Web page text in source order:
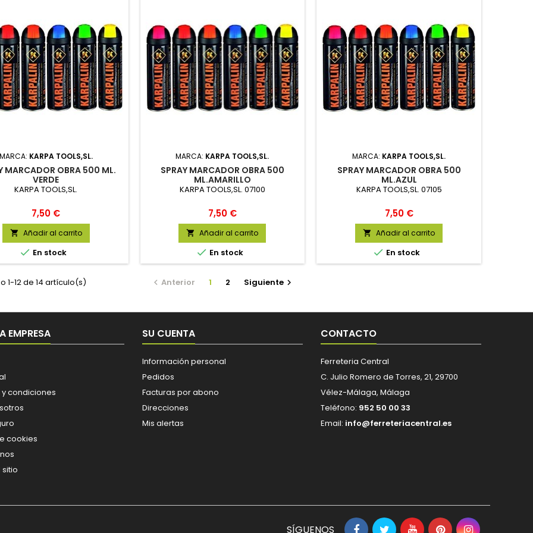
KARPA TOOLS,SL.
MARCADOR OBRA 500 ML.
VERDE
KARPA TOOLS,SL.
Precio
7,50 €
 Añadir al carrito
 En stock
MARCA: KARPA TOOLS,SL.
SPRAY MARCADOR OBRA 500
ML.AMARILLO
KARPA TOOLS,SL. 07100
Precio
7,50 €
 Añadir al carrito
 En stock
MARCA: KARPA TOOLS,SL.
SPRAY MARCADOR OBRA 500
ML.AZUL
KARPA TOOLS,SL. 07105
Precio
7,50 €
 Añadir al carrito
 En stock
1-12 de 14 artículo(s)  Anterior 1 2 Siguiente 
EMPRESA
condiciones
cookies
SU CUENTA
Información personal
Pedidos
Facturas por abono
Direcciones
Mis alertas
CONTACTO
Ferreteria Central
C. Julio Romero de Torres, 21, 29700
Vélez-Málaga, Málaga
Teléfono: 952 50 00 33
Email: info@ferreteriacentral.es
SÍGUENOS